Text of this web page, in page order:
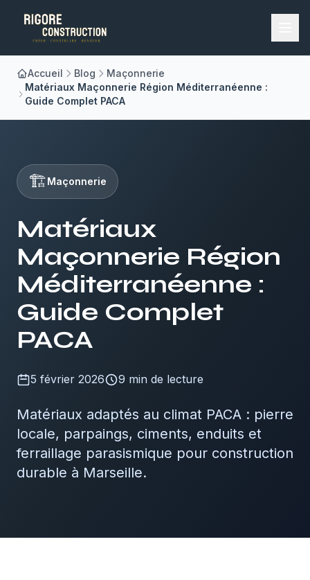
Accueil
Nos Métiers
Blog
Contact
06 29 88 35 24
Accueil Blog
Maçonnerie
Matériaux Maçonnerie Région Méditerranéenne :
Guide Complet PACA
🏗️Maçonnerie
Matériaux
Maçonnerie Région
Méditerranéenne :
Guide Complet
PACA
5 février 2026 9 min de lecture
Matériaux adaptés au climat PACA : pierre
locale, parpaings, ciments, enduits et
ferraillage parasismique pour construction
durable à Marseille.